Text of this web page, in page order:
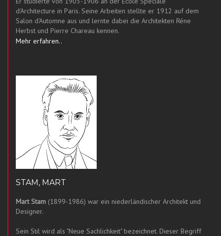
d'Architecture in Paris. Seine Arbeiten stellte er 1912 auf dem
Salon d'Automne aus und lernte dabei die Architekten Réne
Herbst und Pierre Chareau kennen.
Mehr erfahren..
STAM, MART
Mart Stam (1899-1986) war ein niederländischer Architekt und
Designer.
Sein Stil wird als "Neue Sachlichkeit" bezeichnet. Dieser Begriff